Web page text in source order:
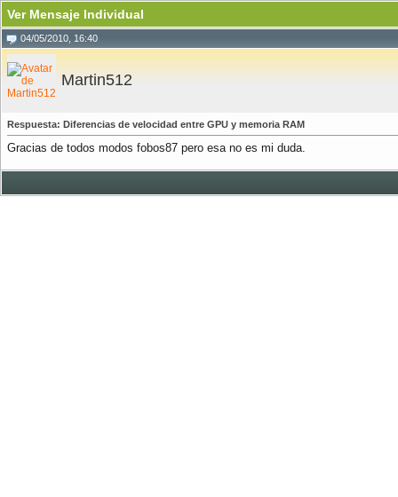
Ver Mensaje Individual
04/05/2010, 16:40
Martin512
Respuesta: Diferencias de velocidad entre GPU y memoria RAM
Gracias de todos modos fobos87 pero esa no es mi duda.